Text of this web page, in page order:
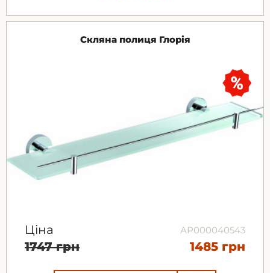
Скляна полиця Глорія
Ціна АР000040543
1747 грн 1485 грн